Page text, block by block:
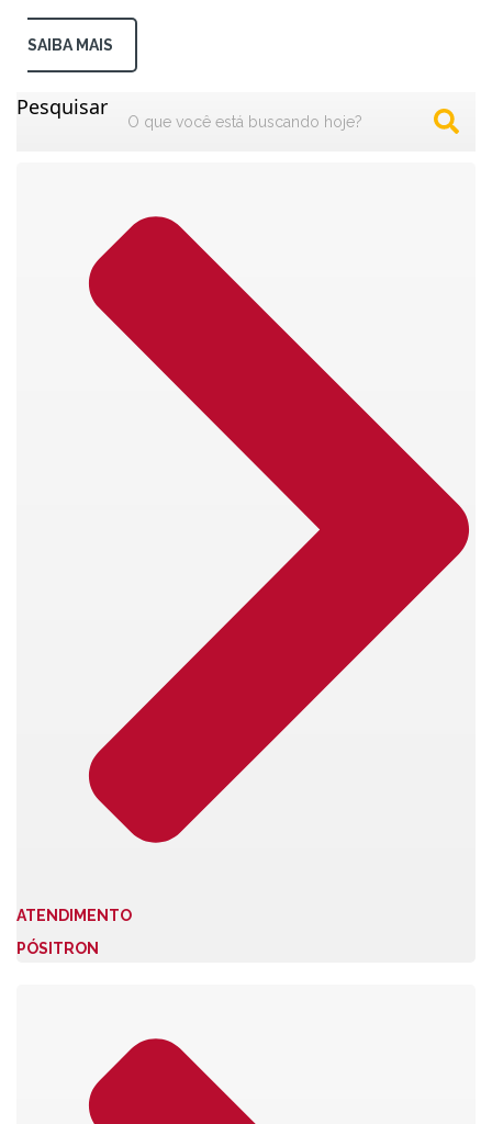
SAIBA MAIS
Pesquisar
ATENDIMENTO
PÓSITRON